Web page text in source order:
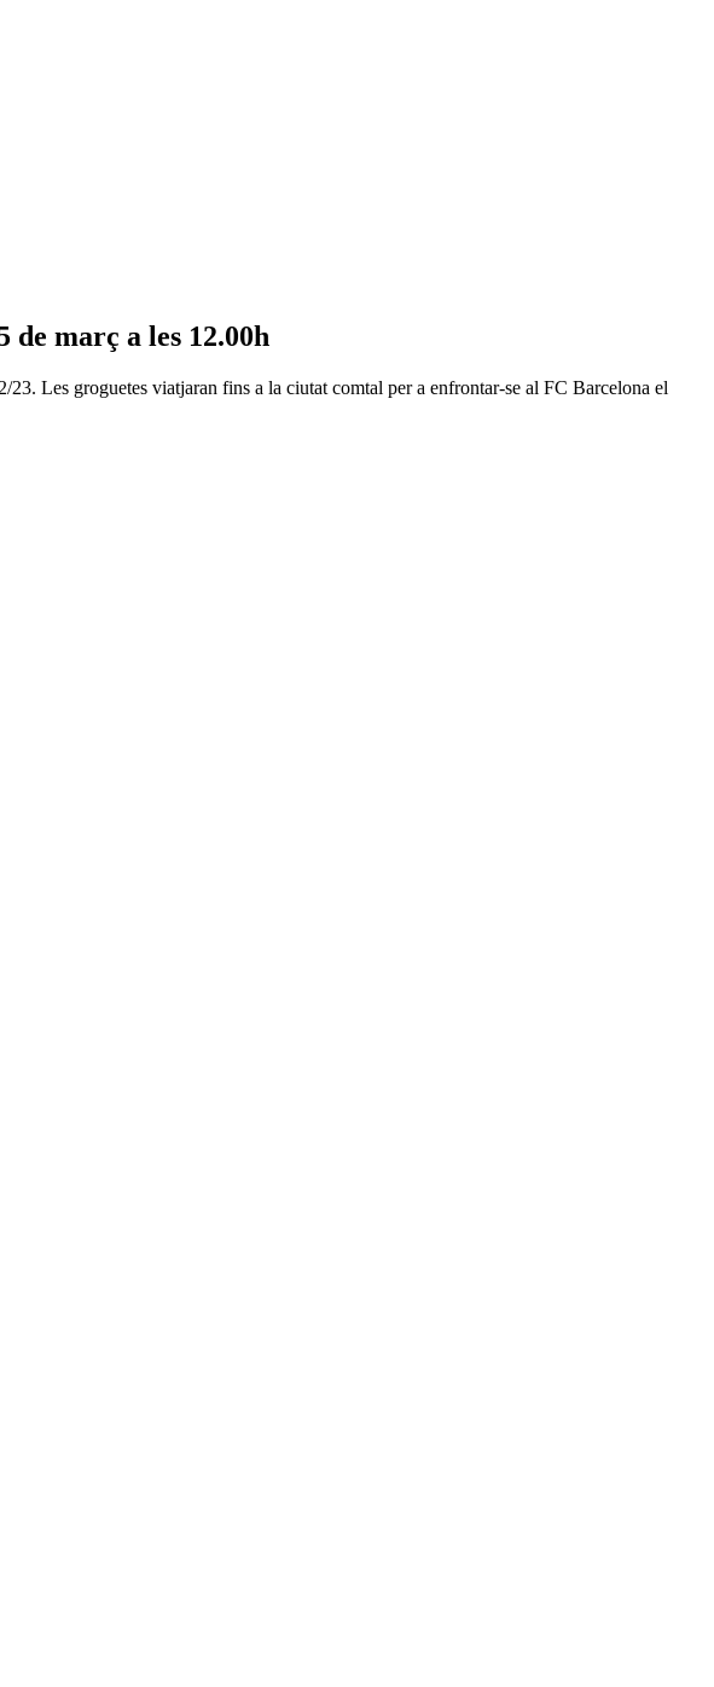
març a les 12.00h
Les groguetes viatjaran fins a la ciutat comtal per a enfrontar-se al FC Barcelona el